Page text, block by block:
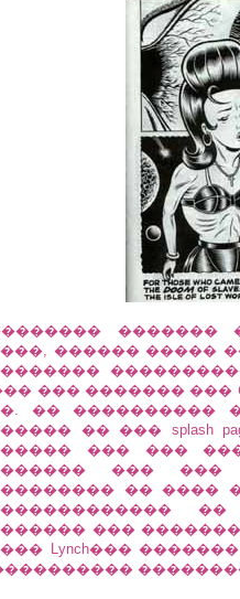
�������
������ �����
��� ������� ���
�� ����������
�� ��� splash
��� ���
���
�� ����
��� �������
Lynch���